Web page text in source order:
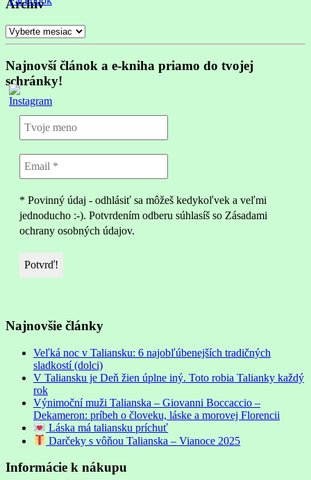
Archív
Archív
Najnovší článok a e-kniha priamo do tvojej
schránky!
* Povinný údaj - odhlásiť sa môžeš kedykoľvek a veľmi
jednoducho :-). Potvrdením odberu súhlasíš so Zásadami
ochrany osobných údajov.
Najnovšie články
Veľká noc v Taliansku: 6 najobľúbenejších tradičných
sladkostí (dolci)
V Taliansku je Deň žien úplne iný. Toto robia Talianky každý
rok
Výnimoční muži Talianska – Giovanni Boccaccio –
Dekameron: príbeh o človeku, láske a morovej Florencii
Láska má taliansku príchuť
Darčeky s vôňou Talianska – Vianoce 2025
Informácie k nákupu